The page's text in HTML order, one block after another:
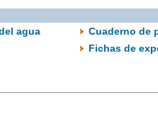
agua
Cuaderno de
Fichas de